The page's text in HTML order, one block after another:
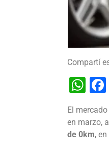
Compartí
El
en marzo,
de 0km,